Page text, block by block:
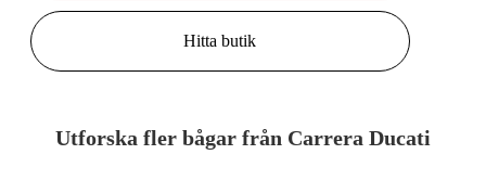
Hitta butik
Utforska fler bågar från Carrera Ducati